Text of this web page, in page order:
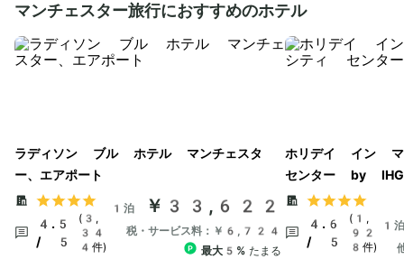
マンチェスター旅行におすすめのホテル
ラディソン ブル ホテル マンチェスタ
ー、エアポート
4.5
/ 5
(3,
34
4件)
1泊 ￥33,622
税・サービス料：￥6,724
最大5% たまる
ホリデイ イン
センター by IHG
4.6
/ 5
(1,
92
8件)
1泊